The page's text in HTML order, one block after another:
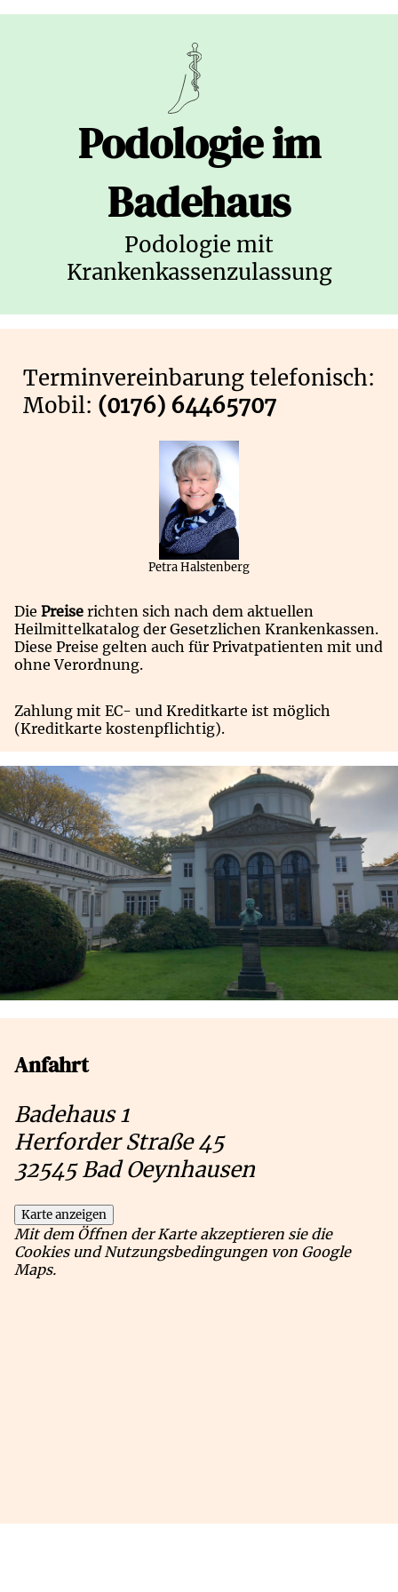
Podologie im
Badehaus
Podologie mit
Krankenkassenzulassung
Terminvereinbarung telefonisch:
Mobil: (0176) 64465707
Petra Halstenberg
Die Preise richten sich nach dem aktuellen
Heilmittelkatalog der Gesetzlichen Krankenkassen.
Diese Preise gelten auch für Privatpatienten mit und
ohne Verordnung.
Zahlung mit EC- und Kreditkarte ist möglich
(Kreditkarte kostenpflichtig).
Anfahrt
Badehaus 1
Herforder Straße 45
32545 Bad Oeynhausen
Karte anzeigen
Mit dem Öffnen der Karte akzeptieren sie die
Cookies und Nutzungsbedingungen von Google
Maps.